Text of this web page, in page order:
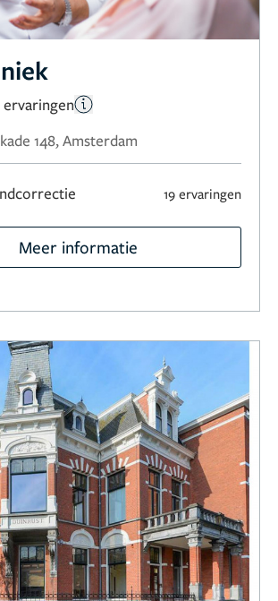
ervaringen
148, Amsterdam
19 ervaringen
Meer informatie